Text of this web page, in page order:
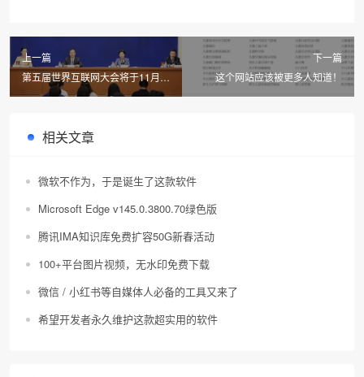
上一篇
第五届世界互联网大会将于11月7
日至9日举行
下一篇
这个网站应该被更多人知道！
相关文章
微软不作为，于是诞生了这款软件
Microsoft Edge v145.0.3800.70绿色版
腾讯IMA知识库免费扩容50G新春活动
100+平台图片视频，无水印免费下载
微信 / 小红书等自媒体人必备的工具又来了
希望开发者永久维护这款超实用的软件